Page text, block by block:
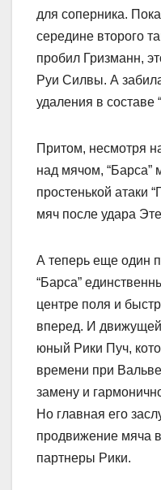
для соперника.
середине второго
пробил Гризманн,
Руи Силвы. А
удаления в составе
Притом, несмотря
над мячом, “Барса”
простенькой атаки
мяч после удара
А теперь еще один
“Барса”
центре поля и
вперед. И движущей
юный Рики Пуч,
времени при
замену и
Но главная его
продвижение мяча
партнеры Рики.